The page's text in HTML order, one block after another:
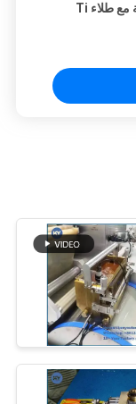
مضخة لآلة تعبئة الكبسولة مع طلاء Ti